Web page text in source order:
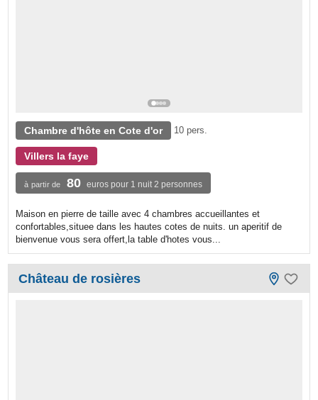
Chambre d'hôte en Cote d'or 10 pers.
Villers la faye
à partir de 80 euros pour 1 nuit 2 personnes
Maison en pierre de taille avec 4 chambres accueillantes et
confortables,situee dans les hautes cotes de nuits. un aperitif de
bienvenue vous sera offert,la table d'hotes vous...
Château de rosières